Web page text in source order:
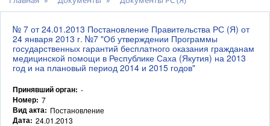
№ 7 от 24.01.2013 Постановление Правительства РС (Я) от
24 января 2013 г. №7 "Об утверждении Программы
государственных гарантий бесплатного оказания гражданам
медицинской помощи в Республике Саха (Якутия) на 2013
год и на плановый период 2014 и 2015 годов"
Принявший орган: -
Номер: 7
Вид акта: Постановление
Дата: 24.01.2013